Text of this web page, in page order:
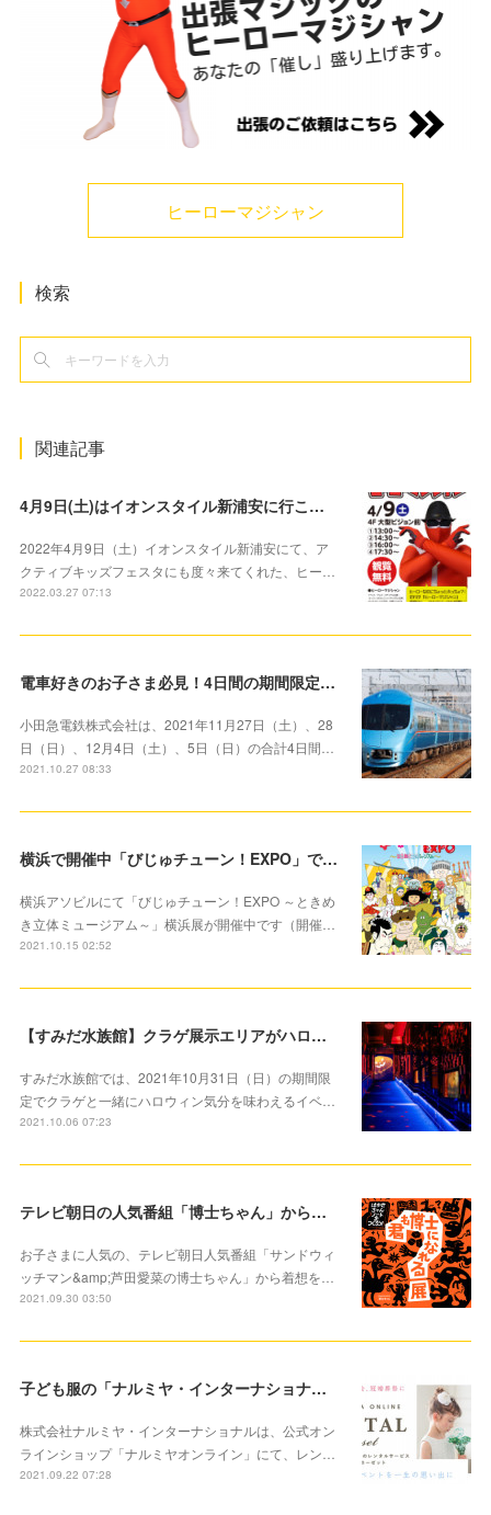
ヒーローマジシャン
検索
関連記事
4月9日(土)はイオンスタイル新浦安に行こう！アクティブキッズフェスタにも登場したヒーローマジシャンがマジックを披露します！
2022年4月9日（土）イオンスタイル新浦安にて、ア
クティブキッズフェスタにも度々来てくれた、ヒー…
2022.03.27 07:13
電車好きのお子さま必見！4日間の期間限定 「お子さま対象」100円で小田急線を1日満喫できる「1日全線フリー乗車券」を発売
小田急電鉄株式会社は、2021年11月27日（土）、28
日（日）、12月4日（土）、5日（日）の合計4日間…
2021.10.27 08:33
横浜で開催中「びじゅチューン！EXPO」で楽しく芸術の秋を楽しもう
横浜アソビルにて「びじゅチューン！EXPO ～ときめ
き立体ミュージアム～」横浜展が開催中です（開催…
2021.10.15 02:52
【すみだ水族館】クラゲ展示エリアがハロウィンバージョンに！ 「ハロウィン in すみだ水族館」開催中
すみだ水族館では、2021年10月31日（日）の期間限
定でクラゲと一緒にハロウィン気分を味わえるイベ…
2021.10.06 07:23
テレビ朝日の人気番組「博士ちゃん」から着想を得た参加型イベント10月2日より開催
お子さまに人気の、テレビ朝日人気番組「サンドウィ
ッチマン&amp;芦田愛菜の博士ちゃん」から着想を…
2021.09.30 03:50
子ども服の「ナルミヤ・インターナショナル」大切な記念に洋服レンタルサービススタート
株式会社ナルミヤ・インターナショナルは、公式オン
ラインショップ「ナルミヤオンライン」にて、レン…
2021.09.22 07:28